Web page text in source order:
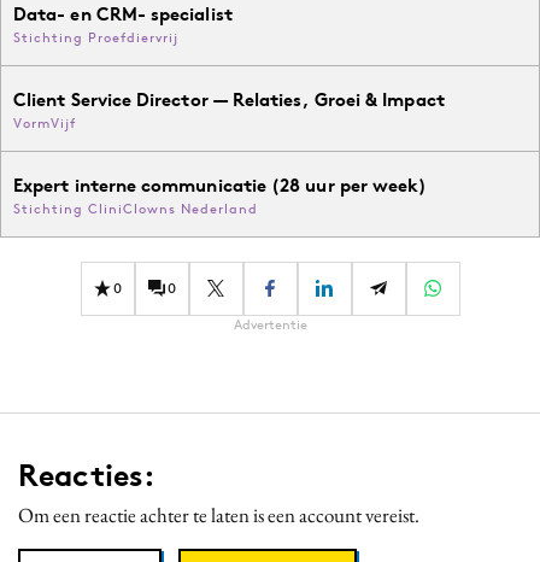
Data- en CRM- specialist
Stichting Proefdiervrij
Client Service Director — Relaties, Groei & Impact
VormVijf
Expert interne communicatie (28 uur per week)
Stichting CliniClowns Nederland
0 0
Advertentie
Reacties:
Om een reactie achter te laten is een account vereist.